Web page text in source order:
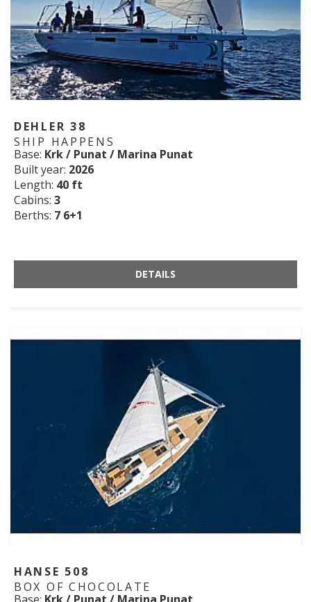
DEHLER 38
SHIP HAPPENS
Base: Krk / Punat / Marina Punat
Built year: 2026
Length: 40 ft
Cabins: 3
Berths: 7 6+1
DETAILS
HANSE 508
BOX OF CHOCOLATE